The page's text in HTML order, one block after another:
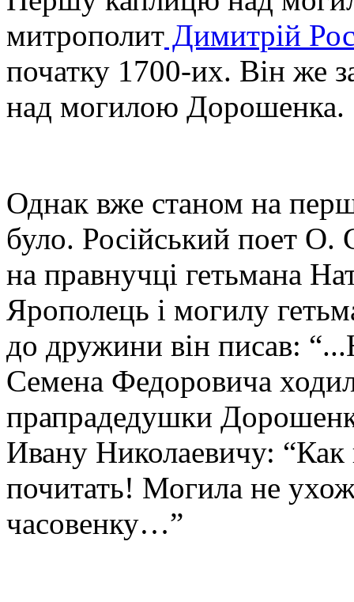
митрополит Димитрій
початку 1700-их. Він же
над могилою Дорошенка.
Однак вже станом на
було. Російський поет
на правнучці гетьмана
Ярополець і могилу
до дружини він писав:
Семена Федоровича
прапрадедушки
Ивану Николаевичу:
почитать! Могила не
часовенку…”